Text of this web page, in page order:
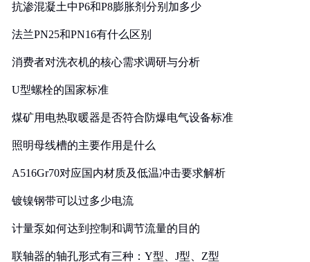
抗渗混凝土中P6和P8膨胀剂分别加多少
法兰PN25和PN16有什么区别
消费者对洗衣机的核心需求调研与分析
U型螺栓的国家标准
煤矿用电热取暖器是否符合防爆电气设备标准
照明母线槽的主要作用是什么
A516Gr70对应国内材质及低温冲击要求解析
镀镍钢带可以过多少电流
计量泵如何达到控制和调节流量的目的
联轴器的轴孔形式有三种：Y型、J型、Z型